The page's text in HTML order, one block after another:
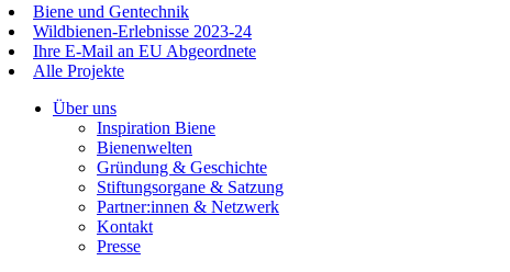
Biene und Gentechnik
Wildbienen-Erlebnisse 2023-24
Ihre E-Mail an EU Abgeordnete
Alle Projekte
Über uns
Inspiration Biene
Bienenwelten
Gründung & Geschichte
Stiftungsorgane & Satzung
Partner:innen & Netzwerk
Kontakt
Presse